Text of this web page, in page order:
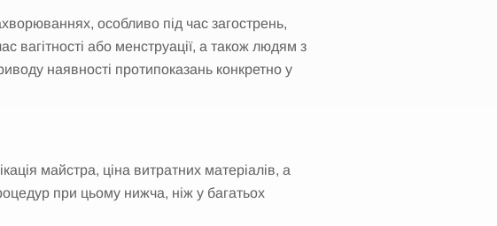
особливо під час загострень,
вагітності або менструації, а також людям з
наявності протипоказань конкретно у
майстра, ціна витратних матеріалів, а
при цьому нижча, ніж у багатьох